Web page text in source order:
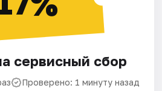
сервисный сбор
Проверено: 1 минуту назад